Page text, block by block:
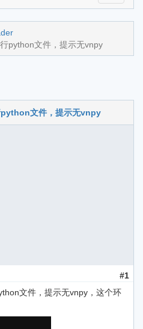
python文件，提示无vnpy
文件，提示无vnpy
#1
文件，提示无vnpy，这个环